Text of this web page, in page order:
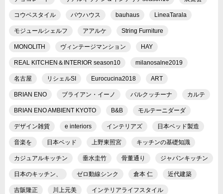
コウベスタイル バウハウス bauhaus LineaTarala
モジュールシェルフ アアルケ String Furniture
MONOLITH ヴィンテージマンション HAY
REAL KITCHEN＆INTERIOR season10 milanosalne2019
名古屋 リシェルSI Eurocucina2018 ART
BRIAN ENO ブライアン・イーノ バルクッチーナ カルテ
BRIAN ENO AMBIENT KYOTO B&B モルテーニダーダ
デザイン雑貨 e interiors インテリアズ 日本ベッド製造
音楽を 日本ベッド 上野東照宮 キッチンの基礎知識
カジュアルキッチン 垂水圭竹 骨董通り ジャパンキッチン
日本のキッチン、 ゼロ動線シンク 倉本 仁 近代建築
吉阪隆正 川上元美 インテリアライフスタイル